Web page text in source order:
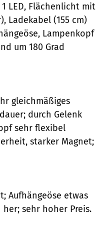
LED, Flächenlicht mit
Ladekabel (155 cm)
Lampenkopf
um 180 Grad
gleichmäßiges
durch Gelenk
sehr flexibel
starker Magnet;
Aufhängeöse etwas
sehr hoher Preis.